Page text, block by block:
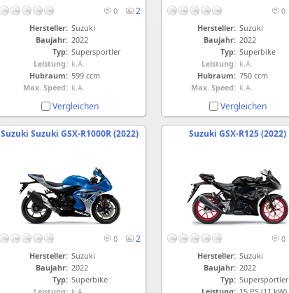
2
0
Hersteller: Suzuki
Baujahr: 2022
Typ: Supersportler
Leistung: k.A.
Hubraum: 599 ccm
Max. Speed: k.A.
Vergleichen
0
Hersteller: Suzuki
Baujahr: 2022
Typ: Superbike
Leistung: k.A.
Hubraum: 750 ccm
Max. Speed: k.A.
Vergleichen
Suzuki Suzuki GSX-R1000R (2022)
2
0
Hersteller: Suzuki
Baujahr: 2022
Typ: Superbike
Suzuki GSX-R125 (2022)
0
Hersteller: Suzuki
Baujahr: 2022
Typ: Supersportler